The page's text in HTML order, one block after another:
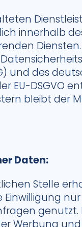
innerhalb
und des
EU-DSGVO
bleibt der
Daten:
Stelle
genutzt.
Werbung